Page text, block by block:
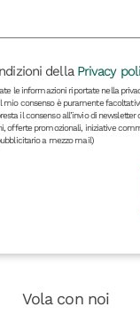
della Privacy
le informazioni riportate nella
mio consenso è puramente
il consenso all’invio di newsletter
offerte promozionali, iniziative
a mezzo mail)
Vola con noi